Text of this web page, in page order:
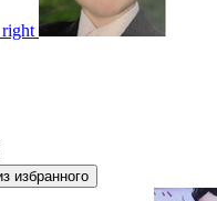
избранного